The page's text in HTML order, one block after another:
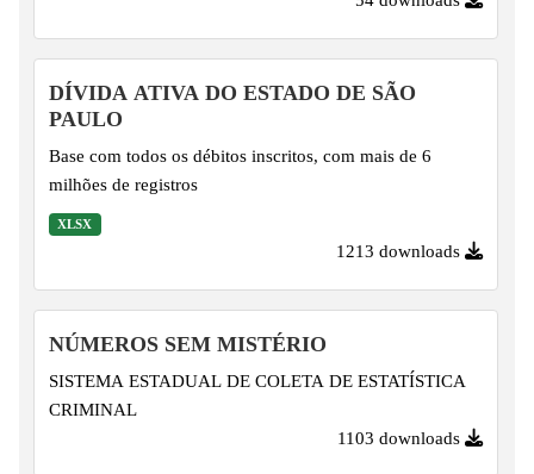
DÍVIDA ATIVA DO ESTADO DE SÃO
PAULO
Base com todos os débitos inscritos, com mais de 6
milhões de registros
XLSX
1213 downloads
NÚMEROS SEM MISTÉRIO
SISTEMA ESTADUAL DE COLETA DE ESTATÍSTICA
CRIMINAL
1103 downloads